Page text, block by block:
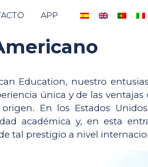
APP
Education, nuestro
única y de las ventajas
En los Estados
académica y, en esta
tal prestigio a nivel